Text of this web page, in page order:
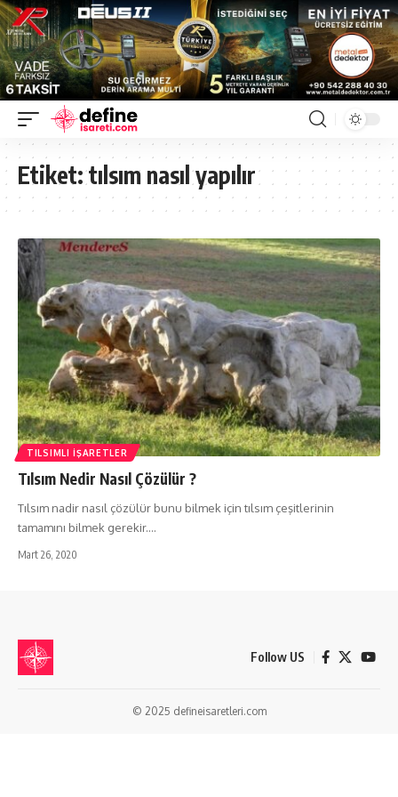
Etiket:tılsım nasıl yapılır
TILSIMLI İŞARETLER
Tılsım Nedir Nasıl Çözülür ?
Tılsım nadir nasıl çözülür bunu bilmek için tılsım çeşitlerinin
tamamını bilmek gerekir.…
Mart 26, 2020
Follow US
© 2025 defineisaretleri.com